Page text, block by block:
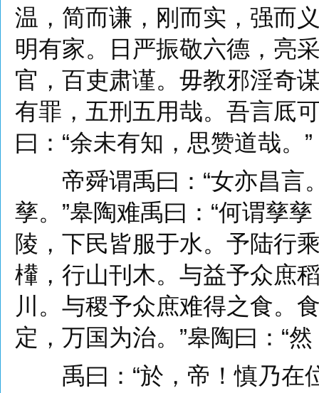
温，简而谦，刚而实，强而
明有家。日严振敬六德，亮
官，百吏肃谨。毋教邪淫奇
有罪，五刑五用哉。吾言厎
曰：“余未有知，思赞道哉。”
帝舜谓禹曰：“女亦昌言
孳。”皋陶难禹曰：“何谓孳
陵，下民皆服于水。予陆行
檋，行山刊木。与益予众庶
川。与稷予众庶难得之食。
定，万国为治。”皋陶曰：“
禹曰：“於，帝！慎乃在